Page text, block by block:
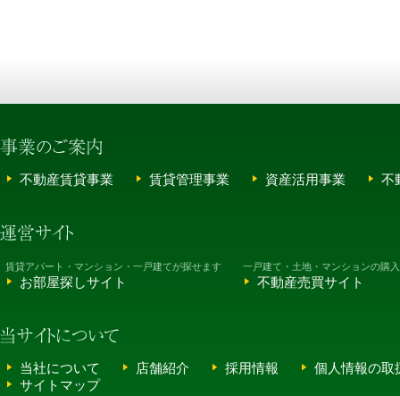
不動産賃貸事業 賃貸管理事業 資産活用事業 不
賃貸アパート・マンション・一戸建てが探せます
お部屋探しサイト
一戸建て・土地・マンションの購入
不動産売買サイト
当社について 店舗紹介 採用情報
個人情報の取
サイトマップ